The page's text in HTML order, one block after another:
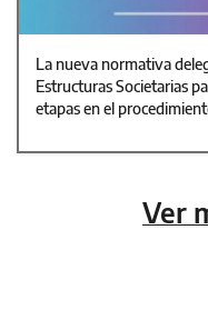
La nueva normativa
Estructuras Societarias
etapas en el
Ver